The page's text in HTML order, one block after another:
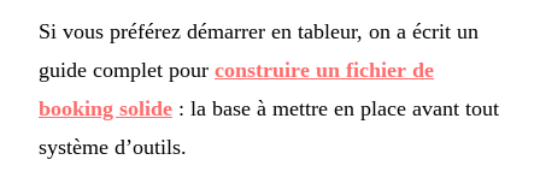
Si vous préférez démarrer en tableur, on a écrit un
guide complet pour construire un fichier de
booking solide : la base à mettre en place avant tout
système d’outils.